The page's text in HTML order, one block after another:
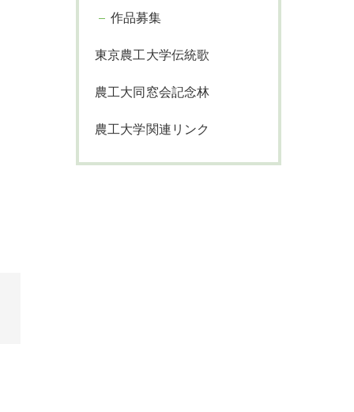
作品募集
東京農工大学伝統歌
農工大同窓会記念林
農工大学関連リンク